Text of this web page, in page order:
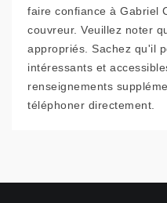
faire confiance à Gabriel
couvreur. Veuillez noter
appropriés. Sachez qu'il
intéressants et
renseignements
téléphoner directement.